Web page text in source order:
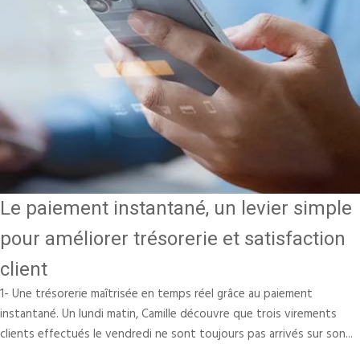
Le paiement instantané, un levier simple
pour améliorer trésorerie et satisfaction
client
1- Une trésorerie maîtrisée en temps réel grâce au paiement
instantané. Un lundi matin, Camille découvre que trois virements
clients effectués le vendredi ne sont toujours pas arrivés sur son...